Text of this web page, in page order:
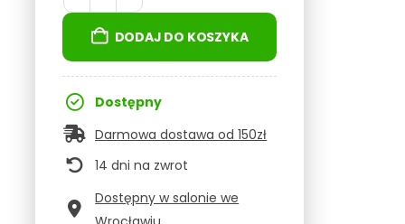
DODAJ DO KOSZYKA
Dostępny
Darmowa dostawa od 150zł
14 dni na zwrot
Dostępny w salonie we